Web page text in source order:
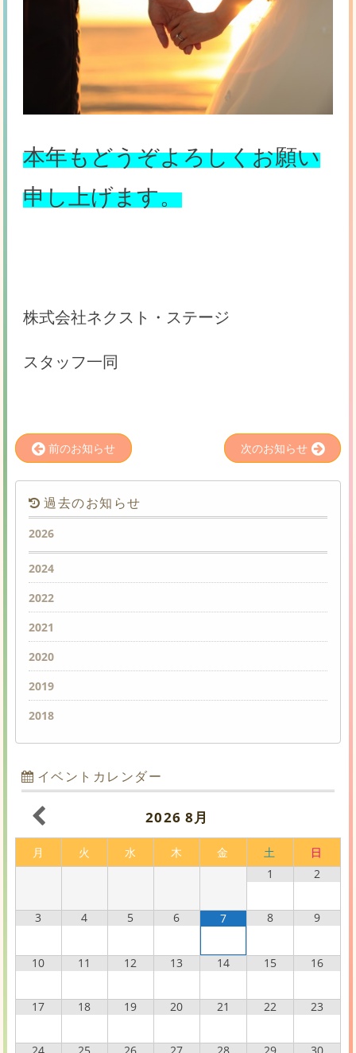
本年もどうぞよろしくお願い
申し上げます。
株式会社ネクスト・ステージ
スタッフ一同
前のお知らせ 次のお知らせ
過去のお知らせ
2026
2024
2022
2021
2020
2019
2018
イベントカレンダー
2026 8月
月 火 水 木 金 土
日
1
2
3 4 5 6 7 8 9
10 11 12 13 14 15 16
17 18 19 20 21 22 23